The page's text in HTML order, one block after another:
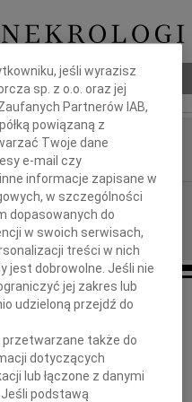
Nowak
głębokiego współczucia
Rodzinie
jeśli wyrazisz
sp. z o.o. oraz jej
Partnerów IAB,
powiązaną z
Twoje dane
e-mail czy
informacje zapisane w
w szczególności
dopasowanych do
w swoich serwisach,
treści w nich
jest dobrowolne. Jeśli nie
jej zakres lub
udzieloną przejdź do
przetwarzane także do
dotyczących
lub łączone z danymi
podstawą